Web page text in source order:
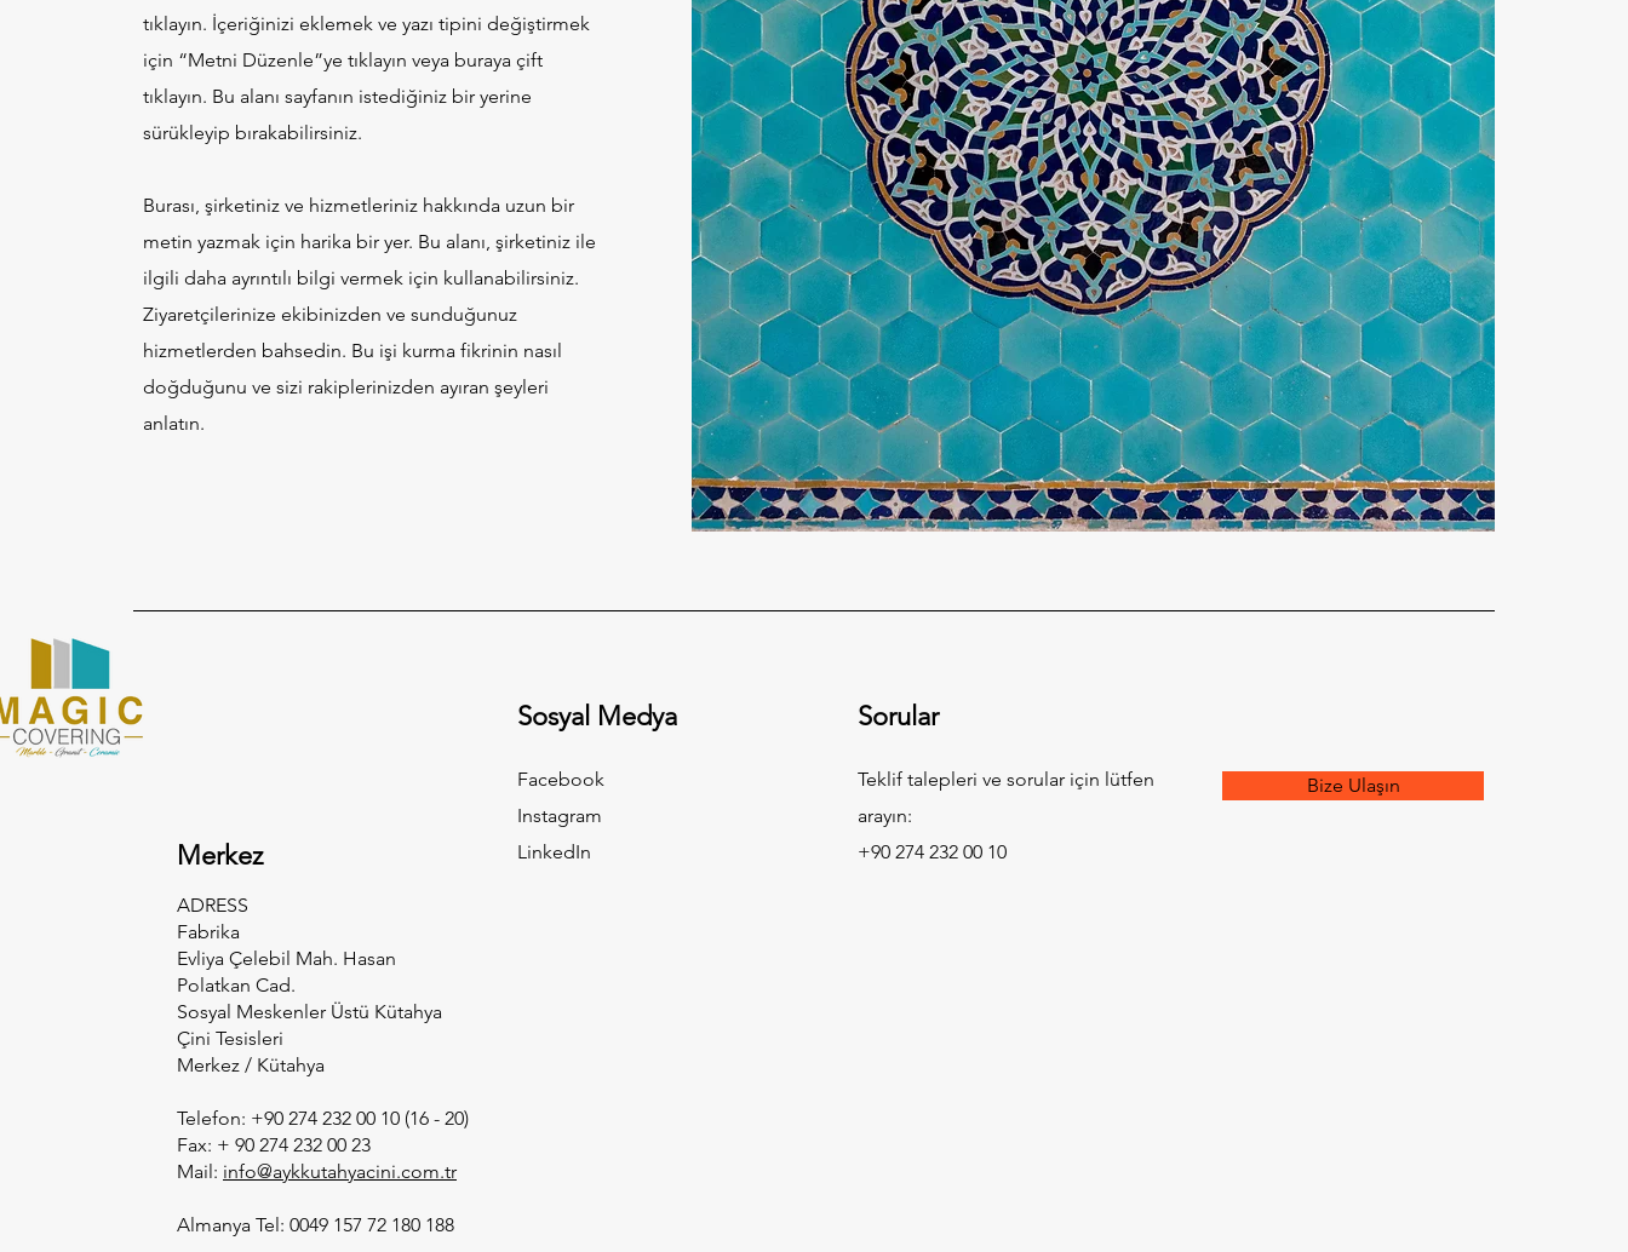
tıklayın. İçeriğinizi eklemek ve yazı tipini değiştirmek
için “Metni Düzenle”ye tıklayın veya buraya çift
tıklayın. Bu alanı sayfanın istediğiniz bir yerine
sürükleyip bırakabilirsiniz.
Burası, şirketiniz ve hizmetleriniz hakkında uzun bir
metin yazmak için harika bir yer. Bu alanı, şirketiniz ile
ilgili daha ayrıntılı bilgi vermek için kullanabilirsiniz.
Ziyaretçilerinize ekibinizden ve sunduğunuz
hizmetlerden bahsedin. Bu işi kurma fikrinin nasıl
doğduğunu ve sizi rakiplerinizden ayıran şeyleri
anlatın.
Merkez
ADRESS
Fabrika
Evliya Çelebil Mah. Hasan
Polatkan Cad.
Sosyal Meskenler Üstü Kütahya
Çini Tesisleri
Merkez / Kütahya
Telefon: +90 274 232 00 10 (16 - 20)
Fax: + 90 274 232 00 23
Mail: info@aykkutahyacini.com.tr
Almanya Tel: 0049 157 72 180 188
Sosyal Medya
Facebook
Instagram
LinkedIn
Sorular
Teklif talepleri ve sorular için lütfen
arayın:
+90 274 232 00 10
Bize Ulaşın